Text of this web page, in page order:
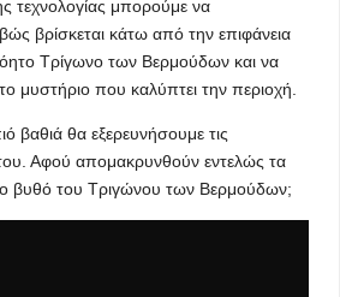
τεχνολογίας μπορούμε να
βρίσκεται κάτω από την επιφάνεια
Τρίγωνο των Βερμούδων και να
μυστήριο που καλύπτει την περιοχή.
βαθιά θα εξερευνήσουμε τις
του. Αφού απομακρυνθούν εντελώς τα
βυθό του Τριγώνου των Βερμούδων;